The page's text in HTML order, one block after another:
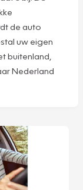
de auto
uw eigen
buitenland,
Nederland